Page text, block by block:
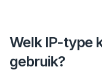
Welk IP-type
gebruik?